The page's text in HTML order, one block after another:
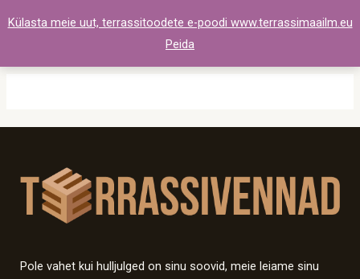
Külasta meie uut, terrassitoodete e-poodi www.terrassimaailm.eu
Peida
to
Pole vahet kui hulljulged on sinu soovid, meie leiame sinu